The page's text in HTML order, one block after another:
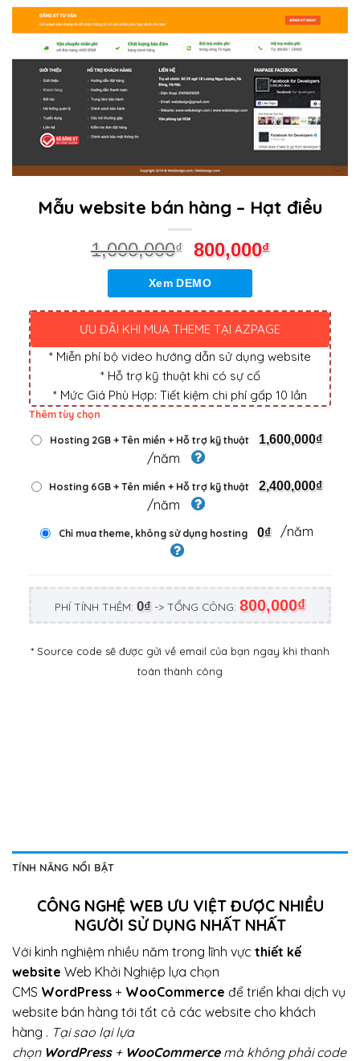
Mẫu website bán hàng – Hạt điều
1,000,000₫ 800,000₫
Xem DEMO
ƯU ĐÃI KHI MUA THEME TẠI AZPAGE
* Miễn phí bộ video hướng dẫn sử dụng website
* Hỗ trợ kỹ thuật khi có sự cố
* Mức Giá Phù Hợp: Tiết kiệm chi phí gấp 10 lần
Thêm tùy chọn
Hosting 2GB + Tên miền + Hỗ trợ kỹ thuật 1,600,000₫
/năm
Hosting 6GB + Tên miền + Hỗ trợ kỹ thuật 2,400,000₫
/năm
Chỉ mua theme, không sử dụng hosting 0₫ /năm
PHÍ TÍNH THÊM: 0₫ -> TỔNG CÔNG: 800,000₫
* Source code sẽ được gửi về email của bạn ngay khi thanh
toán thành công
TÍNH NĂNG NỔI BẬT
CÔNG NGHỆ WEB ƯU VIỆT ĐƯỢC NHIỀU
NGƯỜI SỬ DỤNG NHẤT NHẤT
Với kinh nghiệm nhiều năm trong lĩnh vực thiết kế
website Web Khởi Nghiệp lựa chọn
CMS WordPress + WooCommerce để triển khai dịch vụ
website bán hàng tới tất cả các website cho khách
hàng . Tại sao lại lựa
chọn WordPress+ WooCommercemà không phải code